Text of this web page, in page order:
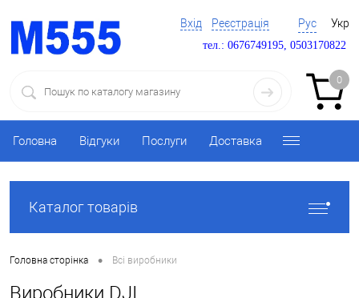
Вхід Реєстрація Рус Укр
тел.: 0676749195, 0503170822
0
Головна Відгуки Послуги Доставка
Каталог товарів
Головна сторінка • Всі виробники
Виробники DJI